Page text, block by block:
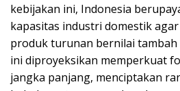
kebijakan ini, Indonesia
kapasitas industri domestik
produk turunan bernilai
ini diproyeksikan memperkuat
jangka panjang, menciptakan